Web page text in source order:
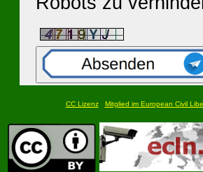
CC Lizenz Mitglied im European Civil